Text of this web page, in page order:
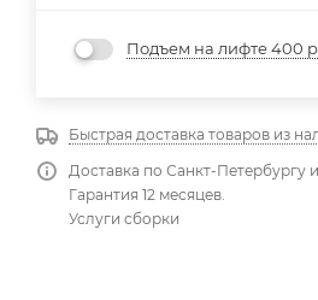
Подъем на лифте 400
Быстрая доставка товаров из
Доставка по Санкт-Петербургу
Гарантия 12 месяцев.
Услуги сборки